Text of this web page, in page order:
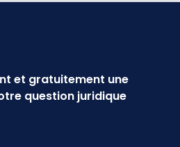
et gratuitement une
question juridique